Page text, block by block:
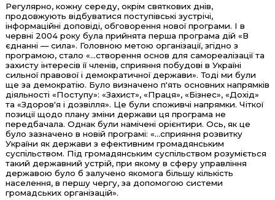
Регулярно, кожну середу, окрім святкових днів,
продовжують відбуватися поступівські зустрічі,
інформаційні доповіді, обговорення нової програми. І в
червні 2004 року була прийнята перша програма дій «В
єднанні — сила». Головною метою організації, згідно з
програмою, стало «...створення основ для самореалізації та
захисту інтересів її членів, сприяння побудові в Україні
сильної правової і демократичної держави». Тоді ми були
ще за демократію. Було визначено п'ять основних напрямків
діяльності «Поступу»: «Захист», «Праця», «Бізнес», «Дохід»
та «Здоров'я і дозвілля». Це були споживчі напрямки. Чіткої
позиції щодо плану зміни держави ця програма не
передбачала. Однак були намічені орієнтири. Ось, як це
було зазначено в новій програмі: «...сприяння розвитку
України як держави з ефективним громадянським
суспільством. Під громадянським суспільством розуміється
такий державний устрій, при якому в сферу управління
державою було б залучено якомога більшу кількість
населення, в першу чергу, за допомогою системи
громадських організацій».